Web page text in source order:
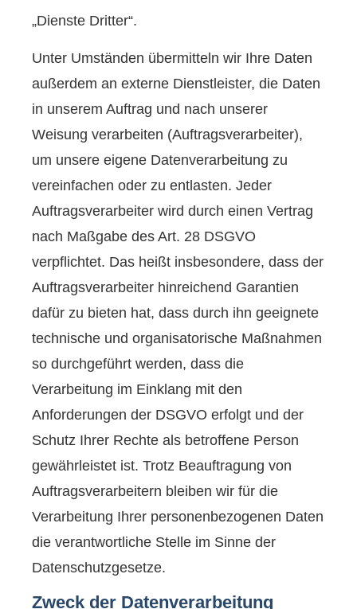
„Dienste Dritter“.
Unter Umständen übermitteln wir Ihre Daten
außerdem an externe Dienstleister, die Daten
in unserem Auftrag und nach unserer
Weisung verarbeiten (Auftragsverarbeiter),
um unsere eigene Datenverarbeitung zu
vereinfachen oder zu entlasten. Jeder
Auftragsverarbeiter wird durch einen Vertrag
nach Maßgabe des Art. 28 DSGVO
verpflichtet. Das heißt insbesondere, dass der
Auftragsverarbeiter hinreichend Garantien
dafür zu bieten hat, dass durch ihn geeignete
technische und organisatorische Maßnahmen
so durchgeführt werden, dass die
Verarbeitung im Einklang mit den
Anforderungen der DSGVO erfolgt und der
Schutz Ihrer Rechte als betroffene Person
gewährleistet ist. Trotz Beauftragung von
Auftragsverarbeitern bleiben wir für die
Verarbeitung Ihrer personenbezogenen Daten
die verantwortliche Stelle im Sinne der
Datenschutzgesetze.
Zweck der Datenverarbeitung